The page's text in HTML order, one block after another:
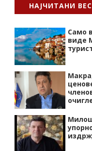
НАЈЧИТАНИ
Само
виде